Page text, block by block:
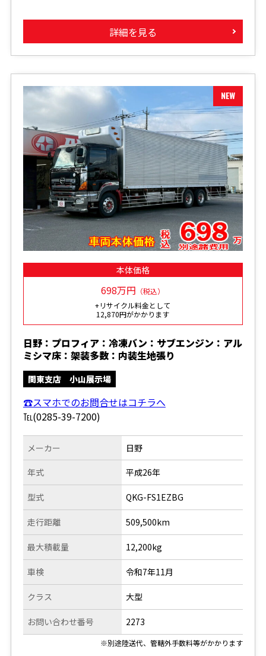
詳細を見る
本体価格
698万円 （税込）
+リサイクル料金として
12,870円がかかります
日野：プロフィア：冷凍バン：サブエンジン：アル
ミシマ床：架装多数：内装生地張り
関東支店 小山展示場
☎スマホでのお問合せはコチラへ
℡(0285-39-7200)
メーカー
年式
型式
走行距離
日野
平成26年
QKG-FS1EZBG
509,500km
最大積載量
車検
クラス
お問い合わせ番号
12,200kg
令和7年11月
大型
2273
※別途陸送代、管轄外手数料等がかかります